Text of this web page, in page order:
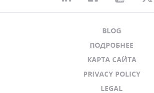
BLOG
ПОДРОБНЕЕ
КАРТА САЙТА
PRIVACY POLICY
LEGAL